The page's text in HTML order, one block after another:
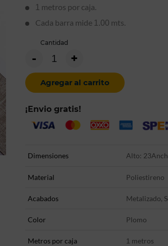
1 metros por caja.
Cada barra mide 1.00 mts.
Cantidad
- +
Agregar al carrito
¡Envio gratis!
Dimensiones Alto: 23
Material Poliestireno
Acabados Metalizado,
Color Plomo
Metros por caja 1 metros